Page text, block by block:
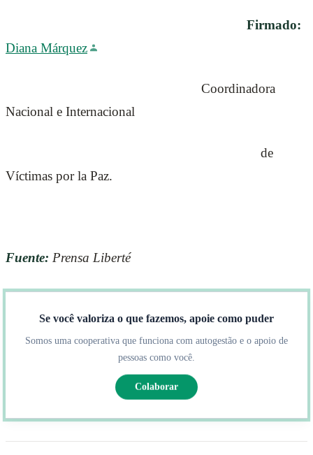
Firmado:
Diana Márquez
Coordinadora
Nacional e Internacional
de
Víctimas por la Paz.
Fuente: Prensa Liberté
Se você valoriza o que fazemos, apoie como puder
Somos uma cooperativa que funciona com autogestão e o apoio de
pessoas como você.
Colaborar